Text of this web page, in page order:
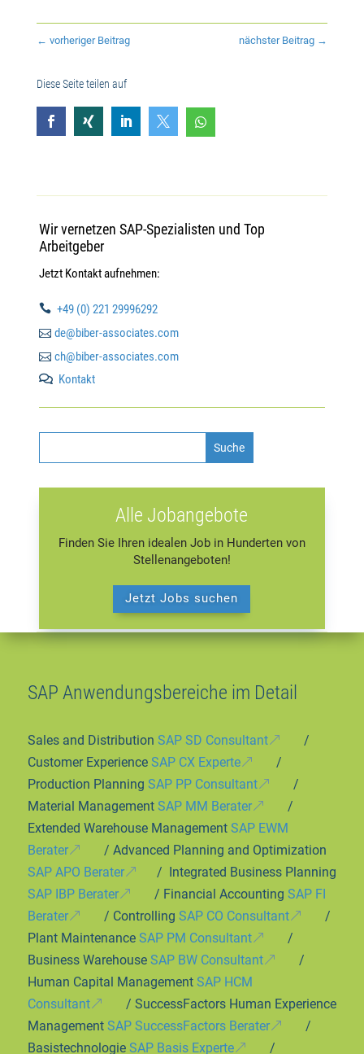
← vorheriger Beitrag nächster Beitrag →
Diese Seite teilen auf
    
Wir vernetzen SAP-Spezialisten und Top
Arbeitgeber
Jetzt Kontakt aufnehmen:
 +49 (0) 221 29996292
de@biber-associates.com
ch@biber-associates.com
 Kontakt
Alle Jobangebote
Finden Sie Ihren idealen Job in Hunderten von
Stellenangeboten!
Jetzt Jobs suchen
SAP Anwendungsbereiche im Detail
Sales and Distribution SAP SD Consultant
/
Customer Experience SAP CX Experte
/
Production Planning SAP PP Consultant
/
Material Management SAP MM Berater
/
Extended Warehouse Management SAP EWM
Berater
/ Advanced Planning and Optimization
SAP APO Berater
/ Integrated Business Planning
SAP IBP Berater
/ Financial Accounting SAP FI
Berater
/ Controlling SAP CO Consultant
/
Plant Maintenance SAP PM Consultant
/
Business Warehouse SAP BW Consultant
/
Human Capital Management SAP HCM
Consultant
/ SuccessFactors Human Experience
Management SAP SuccessFactors Berater
/
Basistechnologie SAP Basis Experte /